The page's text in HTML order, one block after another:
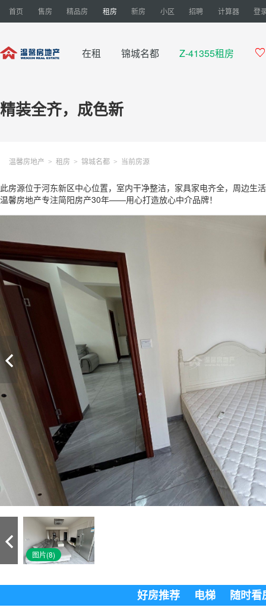
首页 售房 精品房 租房 新房 小区 招聘 计算器 登
在租 锦城名都 Z-41355租房 
精装全齐，成色新
温馨房地产 > 租房 > 锦城名都 > 当前房源
此房源位于河东新区中心位置，室内干净整洁，家具家电齐全，周边生
温馨房地产专注简阳房产30年——用心打造放心中介品牌！
图片(8)
好房推荐 电梯 随时看